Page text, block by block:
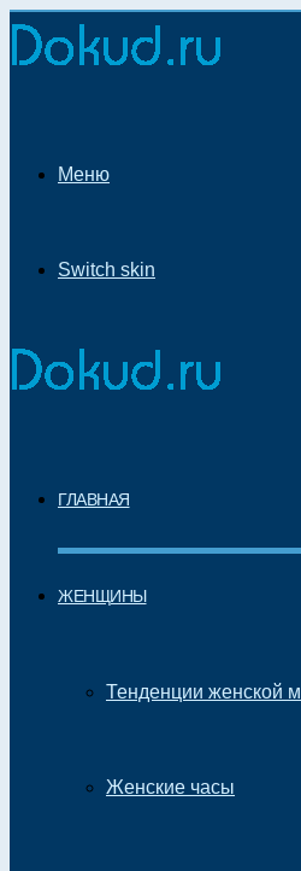
Меню
Switch skin
ГЛАВНАЯ
ЖЕНЩИНЫ
Тенденции женской
Женские часы